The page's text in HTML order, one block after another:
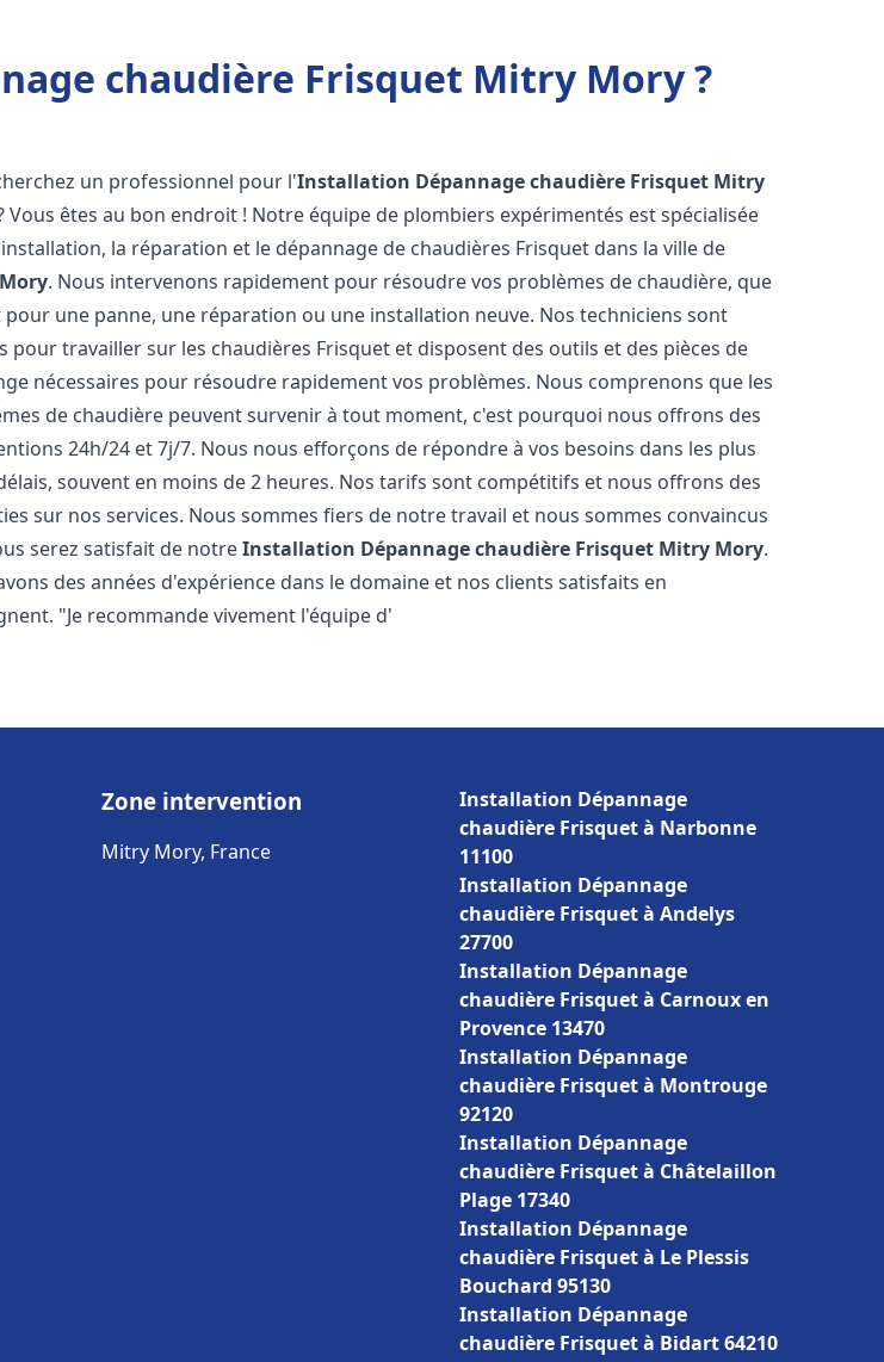
chaudière Frisquet Mitry Mory ?
un professionnel pour l'Installation Dépannage chaudière Frisquet Mitry
Vous êtes au bon endroit ! Notre équipe de plombiers expérimentés est spécialisée
la réparation et le dépannage de chaudières Frisquet dans la ville de
. Nous intervenons rapidement pour résoudre vos problèmes de chaudière, que
pour une panne, une réparation ou une installation neuve. Nos techniciens sont
pour travailler sur les chaudières Frisquet et disposent des outils et des pièces de
nécessaires pour résoudre rapidement vos problèmes. Nous comprenons que les
de chaudière peuvent survenir à tout moment, c'est pourquoi nous offrons des
24h/24 et 7j/7. Nous nous efforçons de répondre à vos besoins dans les plus
souvent en moins de 2 heures. Nos tarifs sont compétitifs et nous offrons des
sur nos services. Nous sommes fiers de notre travail et nous sommes convaincus
serez satisfait de notreInstallation Dépannage chaudière Frisquet Mitry Mory.
des années d'expérience dans le domaine et nos clients satisfaits en
"Je recommande vivement l'équipe d'
Zone intervention
Mitry Mory, France
Installation Dépannage
chaudière Frisquet à Narbonne
11100
Installation Dépannage
chaudière Frisquet à Andelys
27700
Installation Dépannage
chaudière Frisquet à Carnoux en
Provence 13470
Installation Dépannage
chaudière Frisquet à Montrouge
92120
Installation Dépannage
chaudière Frisquet à Châtelaillon
Plage 17340
Installation Dépannage
chaudière Frisquet à Le Plessis
Bouchard 95130
Installation Dépannage
chaudière Frisquet à Bidart 64210